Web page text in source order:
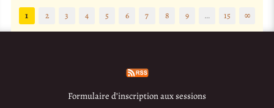
1
2 3 4 5 6 7 8 9 … 15 ∞
Formulaire d’inscription aux sessions